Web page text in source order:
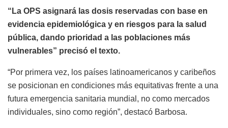
“La OPS asignará las dosis reservadas con base en
evidencia epidemiológica y en riesgos para la salud
pública, dando prioridad a las poblaciones más
vulnerables” precisó el texto.
“Por primera vez, los países latinoamericanos y caribeños
se posicionan en condiciones más equitativas frente a una
futura emergencia sanitaria mundial, no como mercados
individuales, sino como región”, destacó Barbosa.